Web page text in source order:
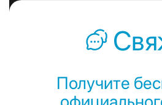
Получите